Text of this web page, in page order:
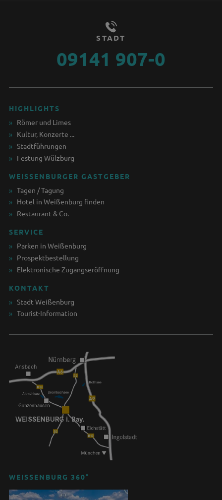
STADT
09141 907-0
HIGHLIGHTS
Römer und Limes
Kultur, Konzerte ...
Stadtführungen
Festung Wülzburg
WEISSENBURGER GASTGEBER
Tagen / Tagung
Hotel in Weißenburg finden
Restaurant & Co.
SERVICE
Parken in Weißenburg
Prospektbestellung
Elektronische Zugangseröffnung
KONTAKT
Stadt Weißenburg
Tourist-Information
WEISSENBURG 360°